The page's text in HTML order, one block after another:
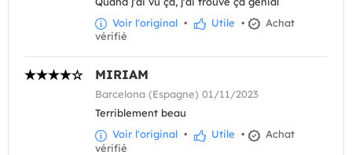
Voir l'original • Utile •
Achat
vérifié
MIRIAM
Barcelona (Espagne) 01/11/2023
Terriblement beau
Voir l'original • Utile •
Achat
vérifié